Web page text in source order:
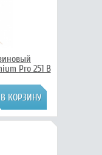
Pro 251 B